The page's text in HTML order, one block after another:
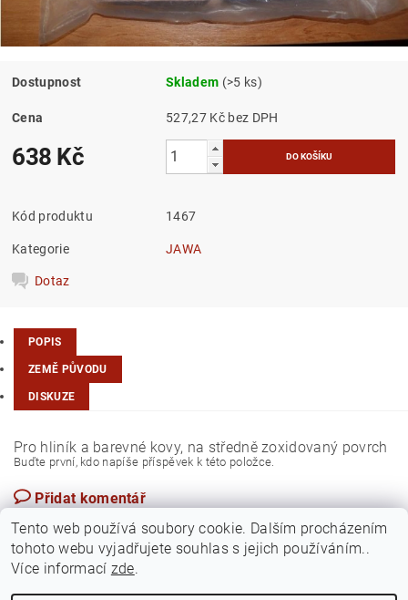
Dostupnost Skladem (>5 ks)
Cena 527,27 Kč bez DPH
638 Kč
Kód produktu 1467
Kategorie JAWA
Dotaz
POPIS
ZEMĚ PŮVODU
DISKUZE
Pro hliník a barevné kovy, na středně zoxidovaný povrch
Buďte první, kdo napíše příspěvek k této položce.
Přidat komentář
Tento web používá soubory cookie. Dalším procházením
tohoto webu vyjadřujete souhlas s jejich používáním..
Více informací zde.